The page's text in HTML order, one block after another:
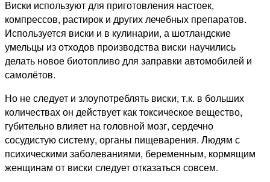
Виски используют для приготовления настоек,
компрессов, растирок и других лечебных препаратов.
Используется виски и в кулинарии, а шотландские
умельцы из отходов производства виски научились
делать новое биотопливо для заправки автомобилей и
самолётов.
Но не следует и злоупотреблять виски, т.к. в больших
количествах он действует как токсическое вещество,
губительно влияет на головной мозг, сердечно
сосудистую систему, органы пищеварения. Людям с
психическими заболеваниями, беременным, кормящим
женщинам от виски следует отказаться совсем.